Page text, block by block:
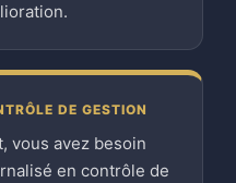
DE GESTION
vous avez besoin
en contrôle de